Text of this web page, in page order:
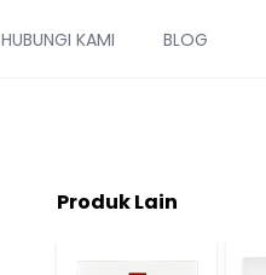
HUBUNGI KAMI BLOG
Produk Lain